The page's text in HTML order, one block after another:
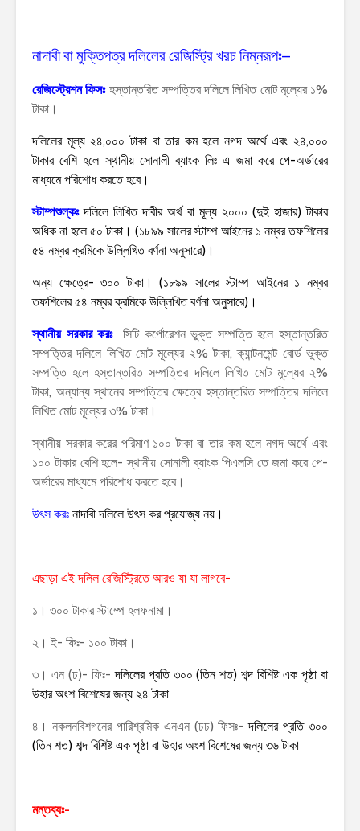
নাদাবী বা মুক্তিপত্র দলিলের রেজিস্ট্রি খরচ নিম্নরূপঃ–
রেজিস্ট্রেশন ফিসঃ হস্তান্তরিত সম্পত্তির দলিলে লিখিত মোট মূল্যের ১%
টাকা।
দলিলের মূল্য ২৪,০০০ টাকা বা তার কম হলে নগদ অর্থে এবং ২৪,০০০
টাকার বেশি হলে স্থানীয় সোনালী ব্যাংক লিঃ এ জমা করে পে-অর্ডারের
মাধ্যমে পরিশোধ করতে হবে।
স্টাম্পশুল্কঃদলিলে লিখিত দাবীর অর্থ বা মূল্য ২০০০ (দুই হাজার) টাকার
অধিক না হলে ৫০ টাকা। (১৮৯৯ সালের স্টাম্প আইনের ১ নম্বর তফশিলের
৫৪ নম্বর ক্রমিকে উল্লিখিত বর্ণনা অনুসারে)।
অন্য ক্ষেত্রে- ৩০০ টাকা। (১৮৯৯ সালের স্টাম্প আইনের ১ নম্বর
তফশিলের ৫৪ নম্বর ক্রমিকে উল্লিখিত বর্ণনা অনুসারে)।
স্থানীয় সরকার করঃ
সিটি কর্পোরেশন ভুক্ত সম্পত্তি হলে হস্তান্তরিত
সম্পত্তির দলিলে লিখিত মোট মূল্যের ২% টাকা, ক্যান্টনমেন্ট বোর্ড ভুক্ত
সম্পত্তি হলে হস্তান্তরিত সম্পত্তির দলিলে লিখিত মোট মূল্যের ২%
টাকা, অন্যান্য স্থানের সম্পত্তির ক্ষেত্রে হস্তান্তরিত সম্পত্তির দলিলে
লিখিত মোট মূল্যের ৩% টাকা।
স্থানীয় সরকার করের পরিমাণ ১০০ টাকা বা তার কম হলে নগদ অর্থে এবং
১০০ টাকার বেশি হলে- স্থানীয় সোনালী ব্যাংক পিএলসি তে জমা করে পে-
অর্ডারের মাধ্যমে পরিশোধ করতে হবে।
উৎস করঃ নাদাবী দলিলে উৎস কর প্রযোজ্য নয়।
এছাড়া এই দলিল রেজিস্ট্রিতে আরও যা যা লাগবে-
১। ৩০০ টাকার স্টাম্পে হলফনামা।
২। ই- ফিঃ- ১০০ টাকা।
৩। এন (ঢ)- ফিঃ-দলিলের প্রতি ৩০০ (তিন শত) শব্দ বিশিষ্ট এক পৃষ্ঠা বা
উহার অংশ বিশেষের জন্য ২৪ টাকা
৪। নকলনবিশগনের পারিশ্রমিক এনএন (ঢঢ) ফিসঃ-দলিলেরপ্রতি ৩০০
(তিন শত) শব্দ বিশিষ্ট এক পৃষ্ঠা বা উহার অংশ বিশেষের জন্য ৩৬ টাকা
মন্তব্যঃ-